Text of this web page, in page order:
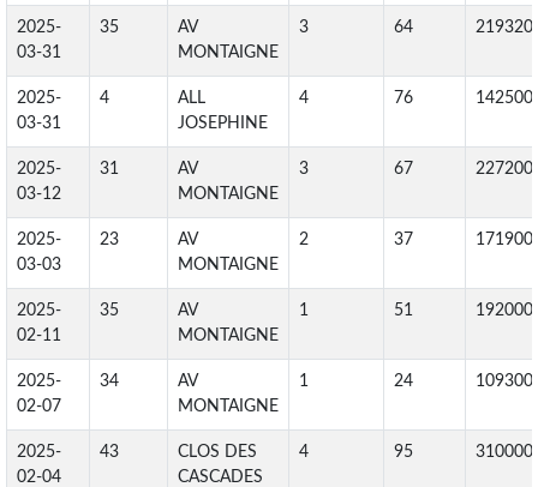
2025-
03-31
35
AV
MONTAIGNE
3 64
2025-
03-31
4
ALL
JOSEPHINE
4 76
2025-
03-12
31
AV
MONTAIGNE
3 67
2025-
03-03
23
AV
MONTAIGNE
2 37
2025-
02-11
35
AV
MONTAIGNE
1 51
2025-
02-07
34
AV
MONTAIGNE
1 24
2025-
02-04
43
CLOS DES
CASCADES
4 95